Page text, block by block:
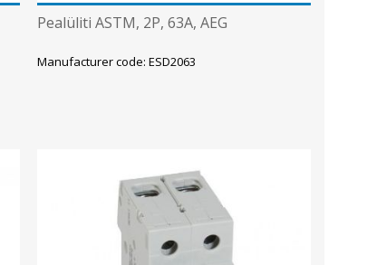
Pealüliti ASTM, 2P, 63A, AEG
Manufacturer code: ESD2063